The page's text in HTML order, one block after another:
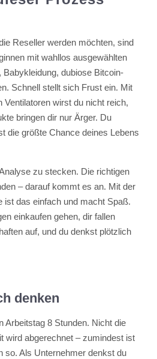
Reseller werden möchten, sind
mit wahllos ausgewählten
dubiose Bitcoin-
Schnell stellt sich Frust ein. Mit
Ventilatoren wirst du nicht reich,
bringen dir nur Ärger. Du
die größte Chance deines Lebens
zu stecken. Die richtigen
– darauf kommt es an. Mit der
ist das einfach und macht Spaß.
einkaufen gehen, dir fallen
auf, und du denkst plötzlich
denken
Arbeitstag 8 Stunden. Nicht die
wird abgerechnet – zumindest ist
so. Als Unternehmer denkst du